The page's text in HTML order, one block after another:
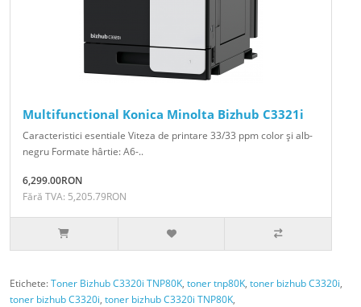
Multifunctional Konica Minolta Bizhub C3321i
Caracteristici esentiale Viteza de printare 33/33 ppm color şi alb-
negru Formate hârtie: A6-..
6,299.00RON
Fără TVA: 5,205.79RON
Etichete:Toner Bizhub C3320i TNP80K, toner tnp80K, toner bizhub C3320i,
toner bizhub C3320i, toner bizhub C3320i TNP80K,